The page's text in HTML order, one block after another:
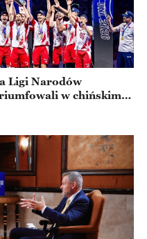
Ligi Narodów
w chińskim